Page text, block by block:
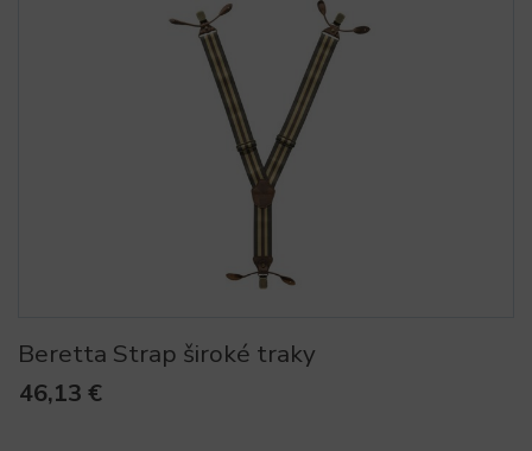
Beretta Strap široké traky
46,13 €